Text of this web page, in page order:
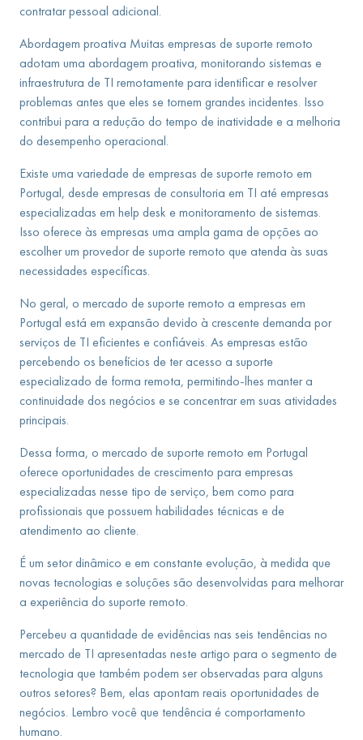
contratar pessoal adicional.
Abordagem proativa Muitas empresas de suporte remoto
adotam uma abordagem proativa, monitorando sistemas e
infraestrutura de TI remotamente para identificar e resolver
problemas antes que eles se tornem grandes incidentes. Isso
contribui para a redução do tempo de inatividade e a melhoria
do desempenho operacional.
Existe uma variedade de empresas de suporte remoto em
Portugal, desde empresas de consultoria em TI até empresas
especializadas em help desk e monitoramento de sistemas.
Isso oferece às empresas uma ampla gama de opções ao
escolher um provedor de suporte remoto que atenda às suas
necessidades específicas.
No geral, o mercado de suporte remoto a empresas em
Portugal está em expansão devido à crescente demanda por
serviços de TI eficientes e confiáveis. As empresas estão
percebendo os benefícios de ter acesso a suporte
especializado de forma remota, permitindo-lhes manter a
continuidade dos negócios e se concentrar em suas atividades
principais.
Dessa forma, o mercado de suporte remoto em Portugal
oferece oportunidades de crescimento para empresas
especializadas nesse tipo de serviço, bem como para
profissionais que possuem habilidades técnicas e de
atendimento ao cliente.
É um setor dinâmico e em constante evolução, à medida que
novas tecnologias e soluções são desenvolvidas para melhorar
a experiência do suporte remoto.
Percebeu a quantidade de evidências nas seis tendências no
mercado de TI apresentadas neste artigo para o segmento de
tecnologia que também podem ser observadas para alguns
outros setores? Bem, elas apontam reais oportunidades de
negócios. Lembro você que tendência é comportamento
humano.